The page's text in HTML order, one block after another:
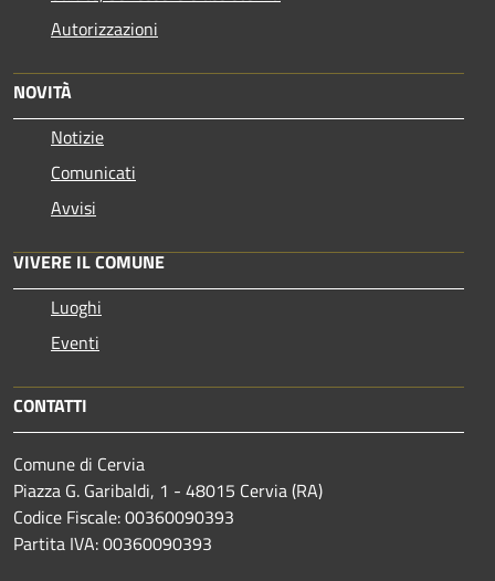
Autorizzazioni
NOVITÀ
Notizie
Comunicati
Avvisi
VIVERE IL COMUNE
Luoghi
Eventi
CONTATTI
Comune di Cervia
Piazza G. Garibaldi, 1 - 48015 Cervia (RA)
Codice Fiscale: 00360090393
Partita IVA: 00360090393